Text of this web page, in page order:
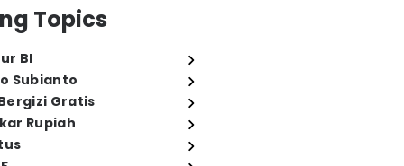
Topics
BI
Subianto
Gratis
Rupiah